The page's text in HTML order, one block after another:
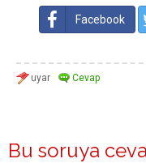
Facebook
Bu soruya